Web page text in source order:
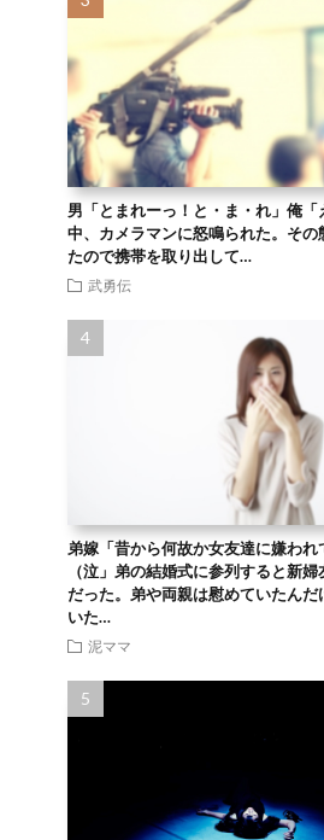
男「とまれーっ！と・ま・れ」俺「
中、カメラマンに怒鳴られた。その
たので携帯を取り出して…
武勇伝
弟嫁「昔から何故か女友達に嫌わ
（泣」弟の結婚式に参列すると新
だった。弟や両親は慰めていたんだ
いた…
泥ママ